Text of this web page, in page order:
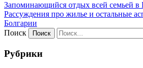
Запоминающийся отдых всей семьей в
Рассуждения про жилье и остальные
Болгарии
Поиск
Рубрики